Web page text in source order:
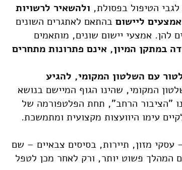
לגבי הטיפול בפסולת, ולהשאיר לרשויות
ליישום בהתאם לאתגרים השונים
להן. אמצעי יישום שונים, מותאמים
במתקן המיון, אינם פתרונות מתחרים
עם השלטון המקומי, להגיע
המקומי, שהינו הגוף המיישם בנושא
"הציבור הרחב", תחת הפלטפורמה של
עימו היוועצות מקצועית ומתמשכת.
עסקי מזון, תיירות, בסיסים צבאיים – שם
המהלך פשוט יותר, ורק לאחר מכן לטפל